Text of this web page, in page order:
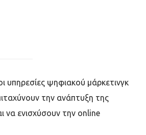
υπηρεσίες ψηφιακού μάρκετινγκ
την ανάπτυξη της
να ενισχύσουν την online